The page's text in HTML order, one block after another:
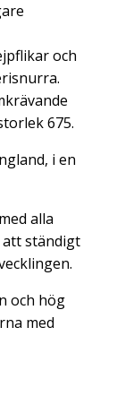
och
675.
i en
alla
ständigt
och hög
med